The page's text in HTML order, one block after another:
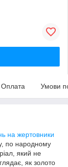
Оплата Умови
на жертовники
по народному
який не
як золото